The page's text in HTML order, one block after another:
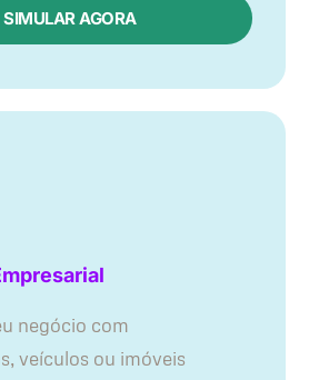
SIMULAR AGORA
negócio com
veículos ou imóveis